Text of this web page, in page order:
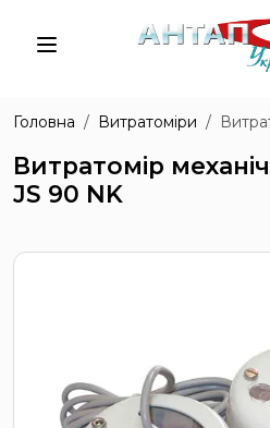
Головна Витратоміри
Витратомір
JS 90 NK